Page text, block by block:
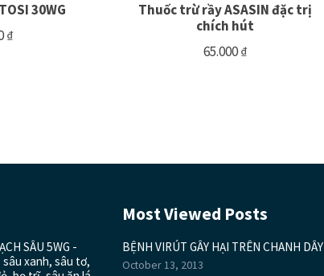
30WG
₫
Thuốc trừ rầy ASASIN đặc trị
chích hút
65.000₫
SÂU 5WG -
xanh, sâu tơ,
Most Viewed Posts
BỆNH VIRÚT GÂY HẠI TRÊN CHANH DÂY
October 13, 2013